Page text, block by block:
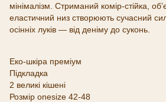
мінімалізм. Стриманий комір-стійка,
еластичний низ створюють сучасний
осінніх луків — від деніму до суконь.
Еко-шкіра преміум
Підкладка
2 великі кішені
Розмір onesize 42-48